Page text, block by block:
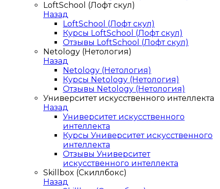
LoftSchool (Лофт скул)
Назад
LoftSchool (Лофт скул)
Курсы LoftSchool (Лофт скул)
Отзывы LoftSchool (Лофт скул)
Netology (Нетология)
Назад
Netology (Нетология)
Курсы Netology (Нетология)
Отзывы Netology (Нетология)
Университет искусственного интеллекта
Назад
Университет искусственного
интеллекта
Курсы Университет искусственного
интеллекта
Отзывы Университет
искусственного интеллекта
Skillbox (Скиллбокс)
Назад